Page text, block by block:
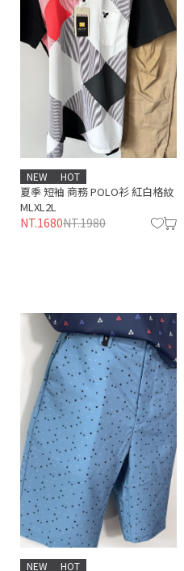
夏季 短袖 商務 POLO衫 紅白格紋
NEW HOT
MLXL2L
NT.1680NT.1980
NEW HOT